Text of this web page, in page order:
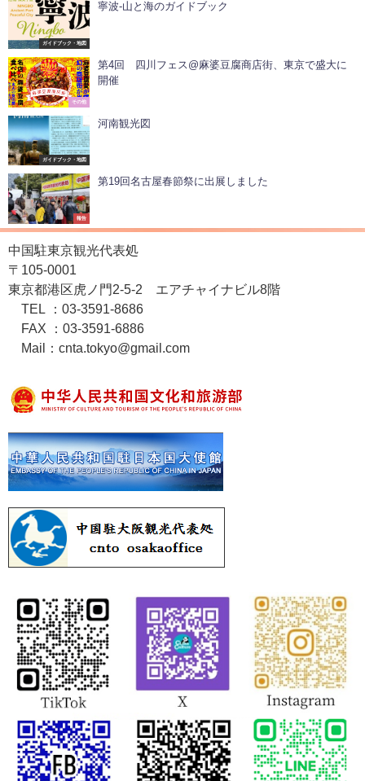
ガイドブック・地図
寧波-山と海のガイドブック
その他
第4回 四川フェス@麻婆豆腐商店街、東京で盛大に
開催
ガイドブック・地図
河南観光図
報告
第19回名古屋春節祭に出展しました
中国駐東京観光代表処
〒105-0001
東京都港区虎ノ門2-5-2 エアチャイナビル8階
TEL ：03-3591-8686
FAX ：03-3591-6886
Mail：cnta.tokyo@gmail.com